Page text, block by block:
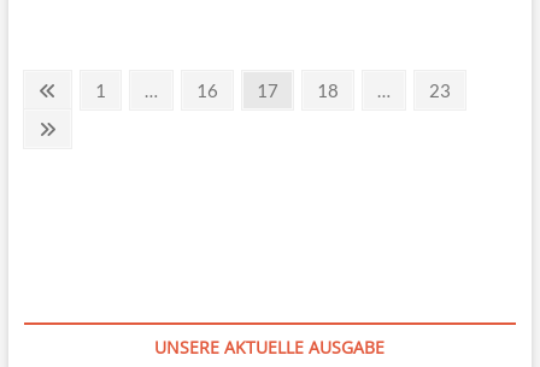
Seitennummerierung
der
Previous
Page
1 … Page
16 Page
17 Page
18 … Page
23
Next
UNSERE AKTUELLE AUSGABE